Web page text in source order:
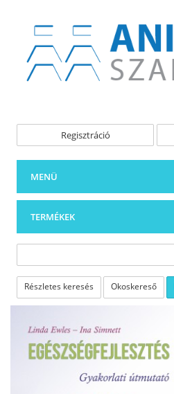
Regisztráció
MENÜ
TERMÉKEK
Részletes keresés Okoskereső